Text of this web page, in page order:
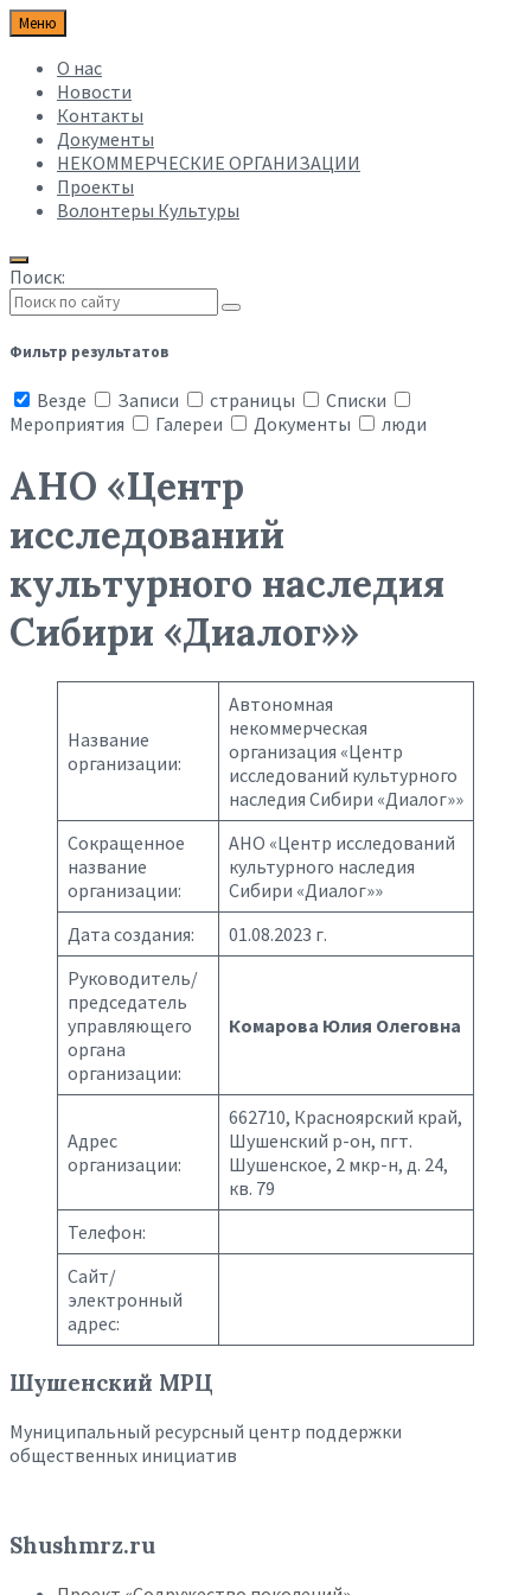
Меню
О нас
Новости
Контакты
Документы
НЕКОММЕРЧЕСКИЕ ОРГАНИЗАЦИИ
Проекты
Волонтеры Культуры
Поиск:
Фильтр результатов
Везде Записи страницы
Списки
Мероприятия
Галереи Документы люди
АНО «Центр
исследований
культурного наследия
Сибири «Диалог»»
Название
организации:
Автономная
некоммерческая
организация «Центр
исследований культурного
наследия Сибири «Диалог»»
Сокращенное
название
организации:
АНО «Центр исследований
культурного наследия
Сибири «Диалог»»
Дата создания:
01.08.2023 г.
Руководитель/
председатель
управляющего
органа
организации:
Комарова Юлия Олеговна
Адрес
организации:
662710, Красноярский край,
Шушенский р-он, пгт.
Шушенское, 2 мкр-н, д. 24,
кв. 79
Телефон:
Сайт/
электронный
адрес:
Шушенский МРЦ
Муниципальный ресурсный центр поддержки
общественных инициатив
Shushmrz.ru